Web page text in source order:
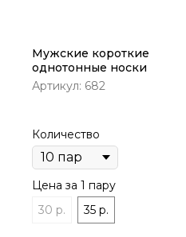
Мужские короткие
однотонные носки
Артикул: 682
Количество
Цена за 1 пару
30 р.
35 р.